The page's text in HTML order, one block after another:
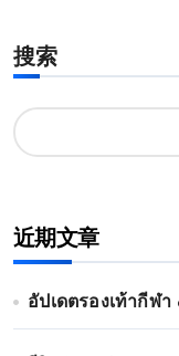
分
页
搜索
近期文章
อัปเดตรองเท้ากีฬ